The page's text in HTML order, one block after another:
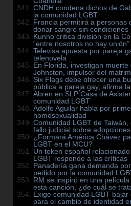
CNDH condena dichos de
la comunidad LGBT
Francia permitirá a personas
donar sangre sin condiciones
Kunno critica división en la
“entre nosotros no hay unión”
Televisa apuesta por pareja
telenovela
En Florida, investigan muerte
Johnston, impulsor del
Six Flags debe ofrecer una
pública a pareja gay, afirma
Abren en SLP Casa de
comunidad LGBT
Adolfo Aguilar habla por
homosexualidad
Comunidad LGBT de
fallo judicial sobre adopciones
¿Formará América Chávez
LGBT en el MCU?
Un token español
LGBT responde a las críticas
Panadería gana demanda
pedido por la comunidad
RM se inspiró en una
esta canción, ¿de cuál se
Exige comunidad LGBT
para el cambio de identidad